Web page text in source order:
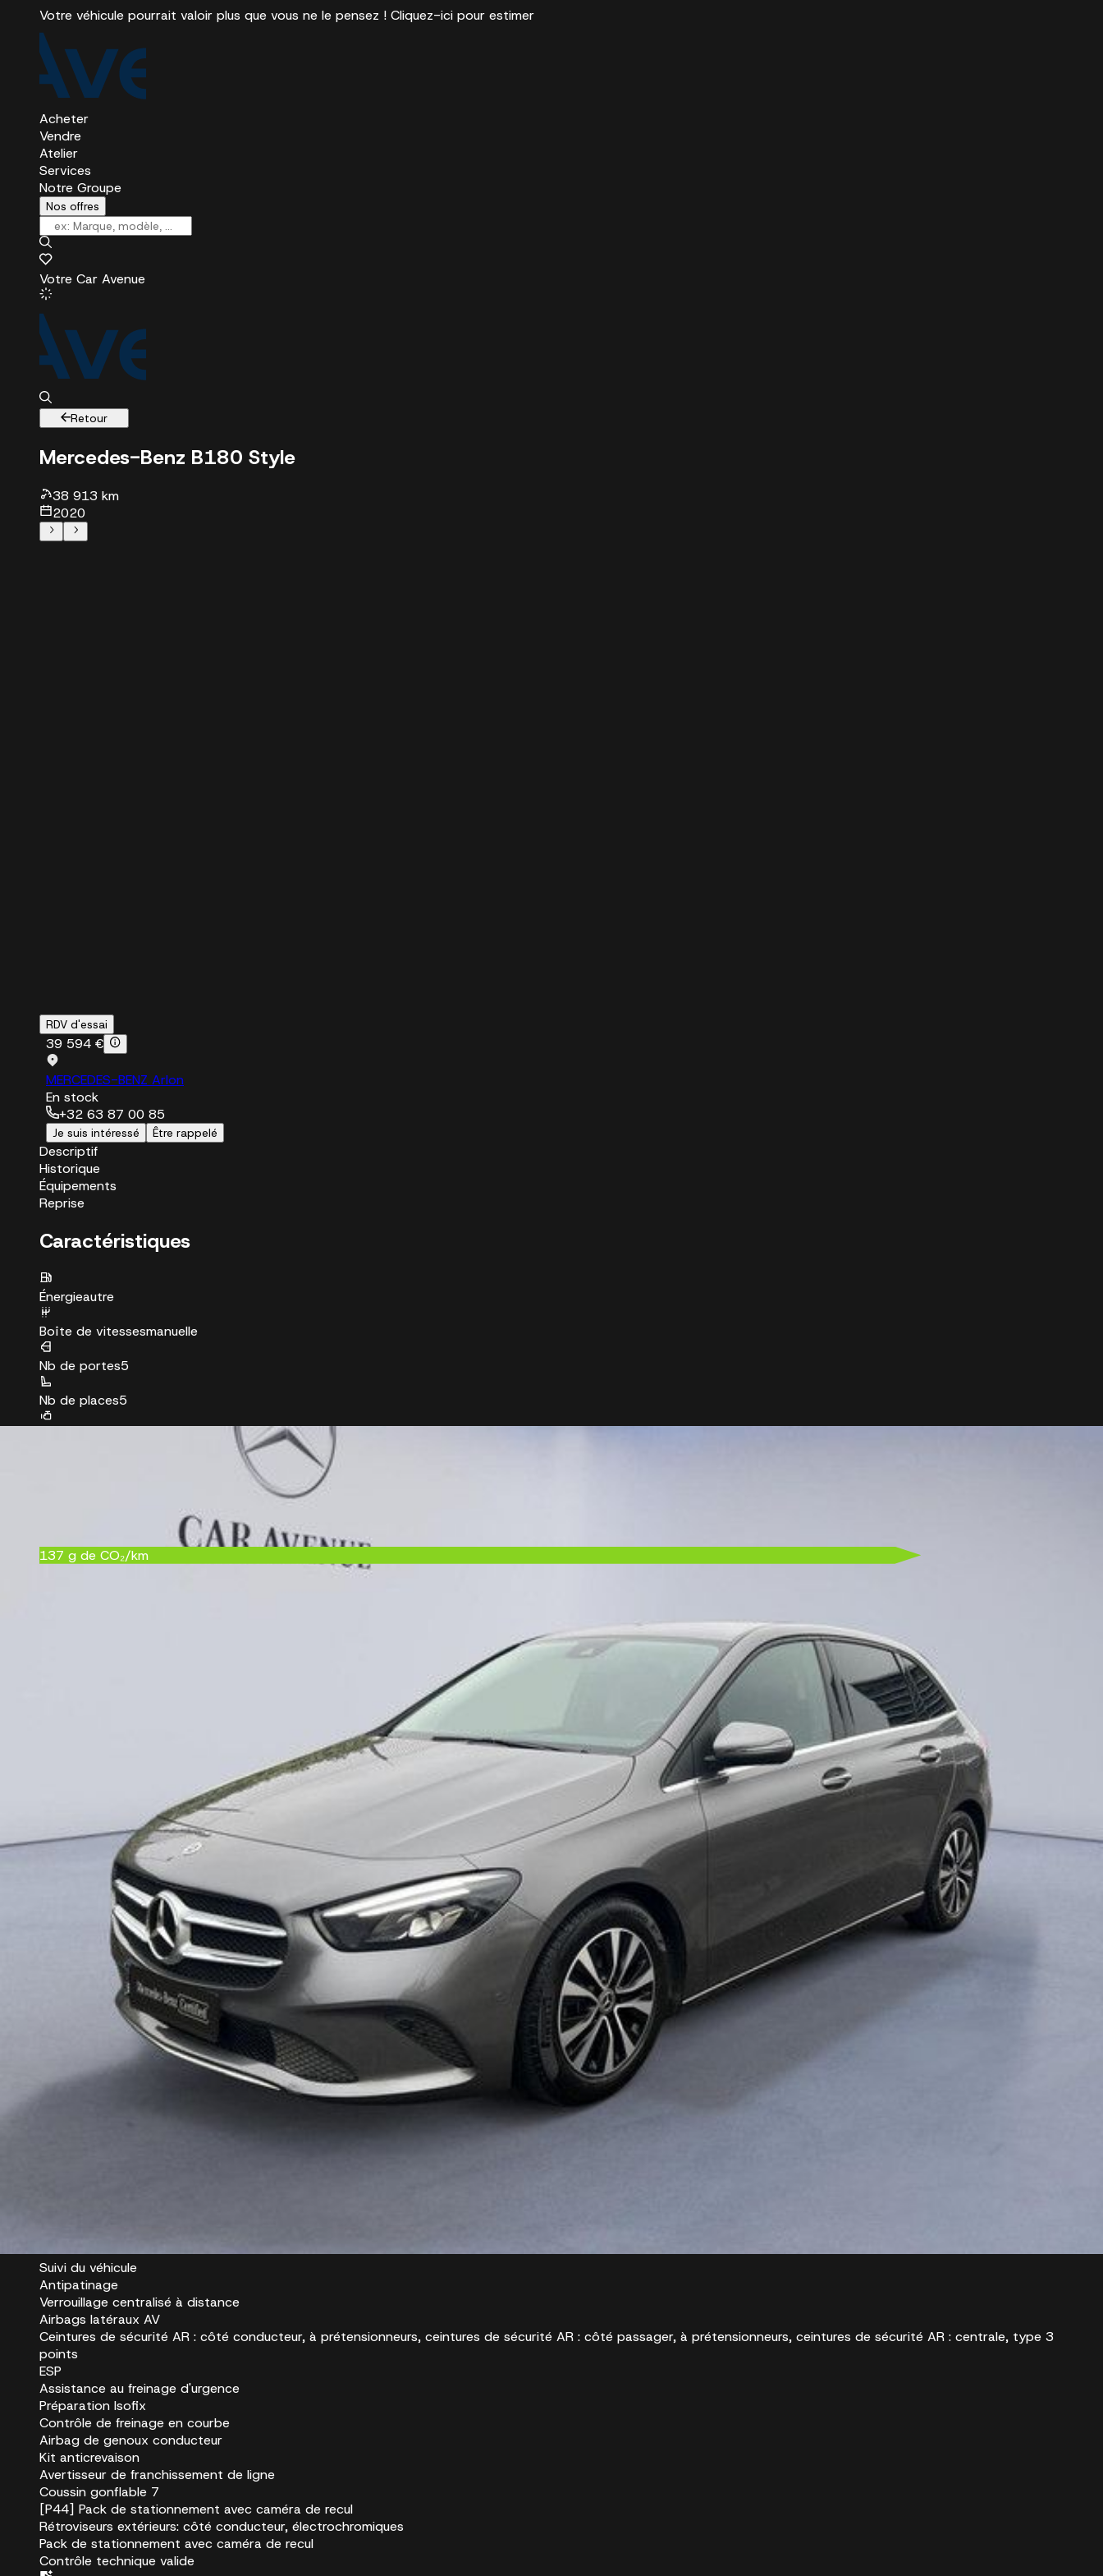
Votre véhicule pourrait valoir plus que vous ne le pensez ! Cliquez-ici pour estimer
Acheter
Vendre
Atelier
Services
Notre Groupe
Nos offres
Votre Car Avenue
Retour
Mercedes-Benz B180 Style
38 913 km
2020
RDV d'essai
39 594 €
MERCEDES-BENZ Arlon
En stock
+32 63 87 00 85
Je suis intéressé Être rappelé
Descriptif
Historique
Équipements
Reprise
Caractéristiques
Énergieautre
Boîte de vitessesmanuelle
Nb de portes5
Nb de places5
137 g de CO₂/km
Consultez le rapport Car-Pass officiel : kilométrage, antécédents et informations clés du véhicule en Belgique.
Équipements
Confort et intérieur
Volant sport cuir
Ciel de pavillon en tissu gris cristal
Rangement au dos des sièges : AV, type : poches aumônières
Fermeture du coffre électrique
Régulateur de vitesse
Cache-bagages flexible
2 appuis-tête AV, 3 appuis-tête AR, avec réglage en hauteur
Sellerie : matière principale : tissu, matière additionnelle : cuir synthétique
Accoudoir central AV
Accoudoir central AR
Siège AV conducteur individuel, siège AV passager individuel
Vitres électriques AV, AR, 2 commandes séquentielles
Suivi du véhicule
Antipatinage
Verrouillage centralisé à distance
Airbags latéraux AV
Ceintures de sécurité AR : côté conducteur, à prétensionneurs, ceintures de sécurité AR : côté passager, à prétensionneurs, ceintures de sécurité AR : centrale, type 3
points
ESP
Assistance au freinage d'urgence
Préparation Isofix
Contrôle de freinage en courbe
Airbag de genoux conducteur
Kit anticrevaison
Avertisseur de franchissement de ligne
Coussin gonflable 7
[P44] Pack de stationnement avec caméra de recul
Rétroviseurs extérieurs: côté conducteur, électrochromiques
Pack de stationnement avec caméra de recul
Contrôle technique valide